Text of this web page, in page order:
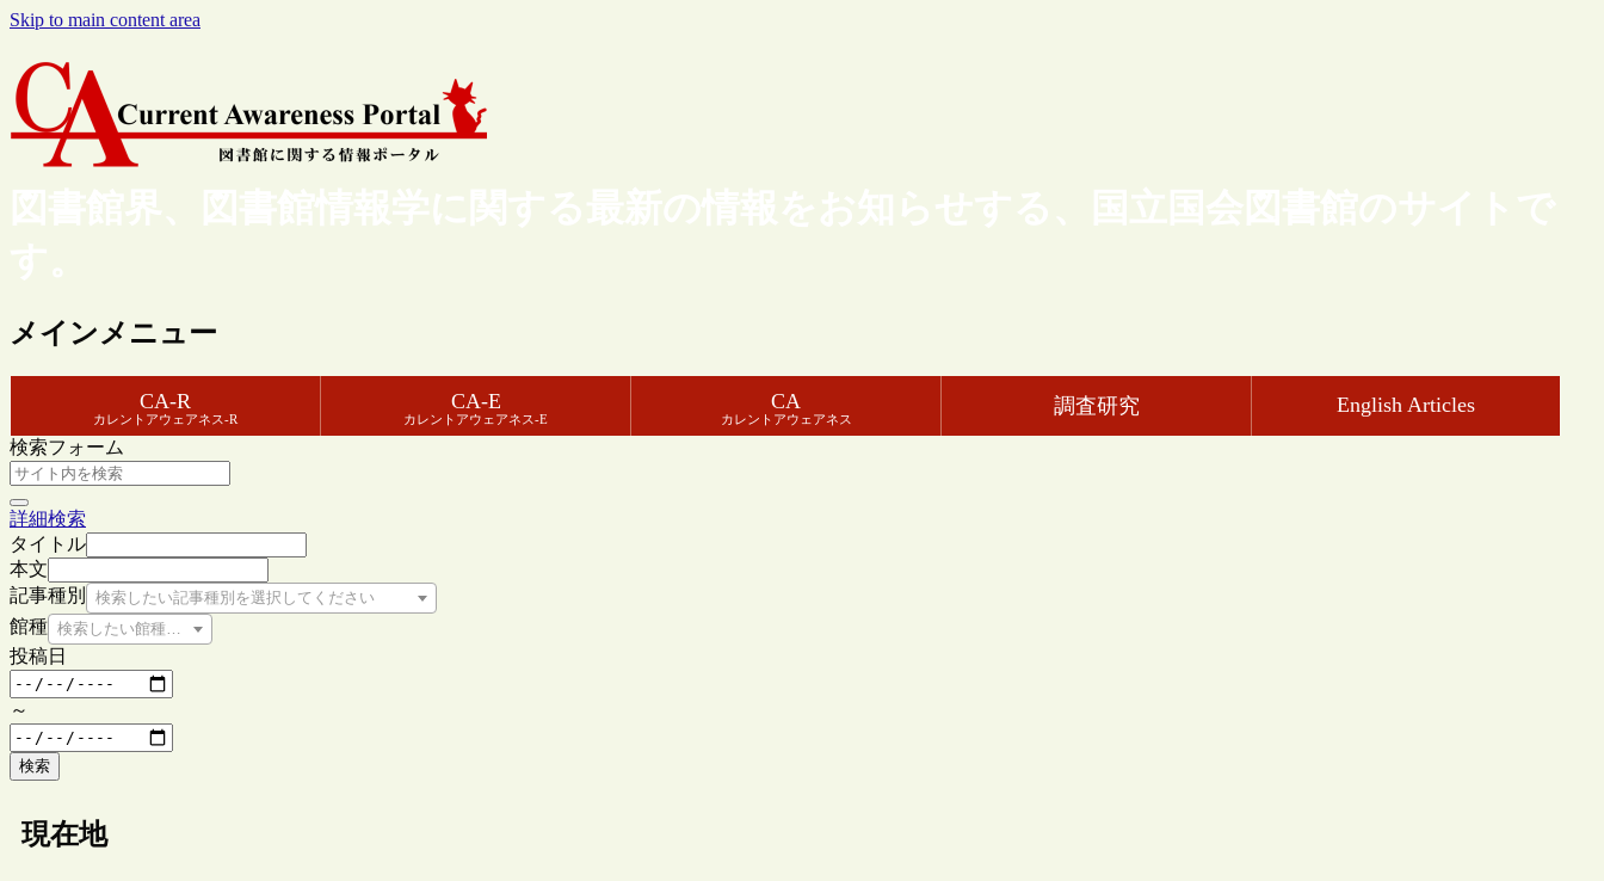
Skip to main content area
図書館界、図書館情報学に関する最新の情報をお知らせする、国立国会図書館のサイトで
す。
メインメニュー
CA-R
カレントアウェアネス-R
CA-E
カレントアウェアネス-E
CA
カレントアウェアネス
調査研究 English Articles
検索フォーム
詳細検索
タイトル
本文
記事種別
検索したい記事種別を選択してください
館種 検索したい館種を選択してください
投稿日
～
検索
現在地